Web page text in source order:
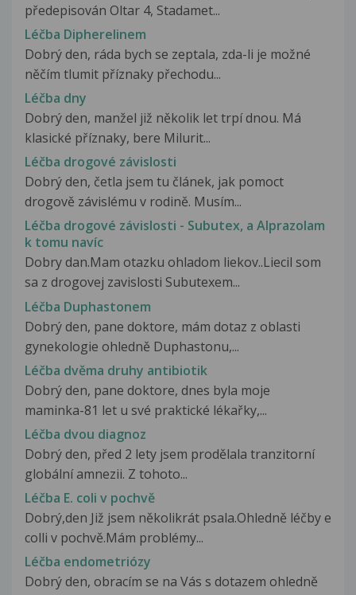
předepisován Oltar 4, Stadamet...
Léčba Dipherelinem
Dobrý den, ráda bych se zeptala, zda-li je možné
něčím tlumit příznaky přechodu...
Léčba dny
Dobrý den, manžel již několik let trpí dnou. Má
klasické příznaky, bere Milurit...
Léčba drogové závislosti
Dobrý den, četla jsem tu článek, jak pomoct
drogově závislému v rodině. Musím...
Léčba drogové závislosti - Subutex, a Alprazolam
k tomu navíc
Dobry dan.Mam otazku ohladom liekov..Liecil som
sa z drogovej zavislosti Subutexem...
Léčba Duphastonem
Dobrý den, pane doktore, mám dotaz z oblasti
gynekologie ohledně Duphastonu,...
Léčba dvěma druhy antibiotik
Dobrý den, pane doktore, dnes byla moje
maminka-81 let u své praktické lékařky,...
Léčba dvou diagnoz
Dobrý den, před 2 lety jsem prodělala tranzitorní
globální amnezii. Z tohoto...
Léčba E. coli v pochvě
Dobrý,den Již jsem několikrát psala.Ohledně léčby e
colli v pochvě.Mám problémy...
Léčba endometriózy
Dobrý den, obracím se na Vás s dotazem ohledně